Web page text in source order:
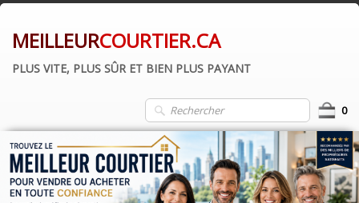
MEILLEURCOURTIER.CA
PLUS VITE, PLUS SÛR ET BIEN PLUS PAYANT
0